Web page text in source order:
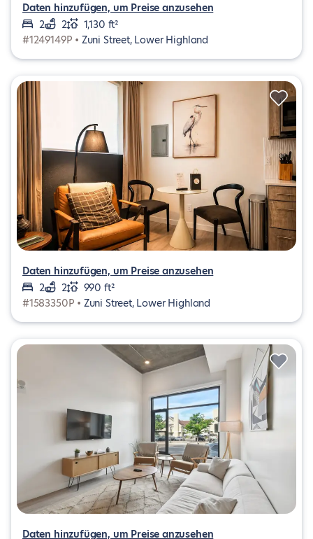
Daten hinzufügen, um Preise anzusehen
2
2
1,130 ft²
#1249149P • Zuni Street, Lower Highland
Daten hinzufügen, um Preise anzusehen
2
2
990 ft²
#1583350P • Zuni Street, Lower Highland
Daten hinzufügen, um Preise anzusehen